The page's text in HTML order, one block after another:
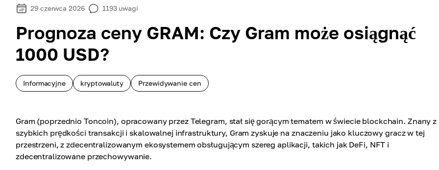
29 czerwca 2026 1193 uwagi
Prognoza ceny GRAM: Czy Gram może osiągnąć
1000 USD?
Informacyjne kryptowaluty Przewidywanie cen
Gram (poprzednio Toncoin), opracowany przez Telegram, stał się gorącym tematem w świecie blockchain. Znany z
szybkich prędkości transakcji i skalowalnej infrastruktury, Gram zyskuje na znaczeniu jako kluczowy gracz w tej
przestrzeni, z zdecentralizowanym ekosystemem obsługującym szereg aplikacji, takich jak DeFi, NFT i
zdecentralizowane przechowywanie.